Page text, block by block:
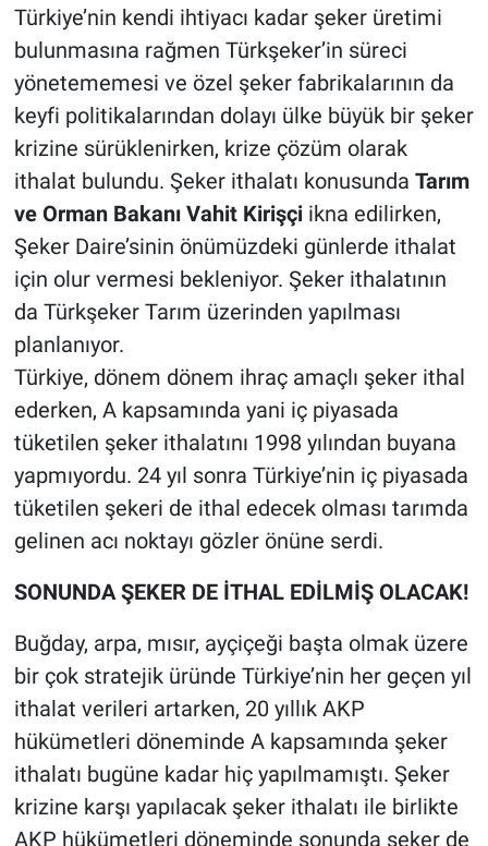
Türkiye’nin kendi ihtiyacı kadar şeker üretimi
bulunmasına rağmen Türkşeker’in süreci
yönetememesi ve özel şeker fabrikalarının da
keyfi politikalarından dolayı ülke büyük bir şeker
krizine sürüklenirken, krize çözüm olarak
ithalat bulundu. Şeker ithalatı konusunda Tarım
ve Orman Bakanı Vahit Kirişçiikna edilirken,
Şeker Daire’sinin önümüzdeki günlerde ithalat
için olur vermesi bekleniyor. Şeker ithalatının
da Türkşeker Tarım üzerinden yapılması
planlanıyor.
Türkiye, dönem dönem ihraç amaçlı şeker ithal
ederken, A kapsamında yani iç piyasada
tüketilen şeker ithalatını 1998 yılından buyana
yapmıyordu. 24 yıl sonra Türkiye’nin iç piyasada
tüketilen şekeri de ithal edecek olması tarımda
gelinen acı noktayı gözler önüne serdi.
SONUNDA ŞEKER DE İTHAL EDİLMİŞ OLACAK!
Buğday, arpa, mısır, ayçiçeği başta olmak üzere
bir çok stratejik üründe Türkiye’nin her geçen yıl
ithalat verileri artarken, 20 yıllık AKP
hükümetleri döneminde A kapsamında şeker
ithalatı bugüne kadar hiç yapılmamıştı. Şeker
krizine karşı yapılacak şeker ithalatı ile birlikte
AKP hükümetleri döneminde sonunda şeker de